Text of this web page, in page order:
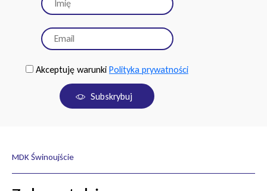
Akceptuję warunki Polityka prywatności
Subskrybuj
MDK Świnoujście